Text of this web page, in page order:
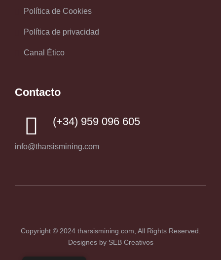
Política de Cookies
Política de privacidad
Canal Ético
Contacto
(+34) 959 096 605
info@tharsismining.com
Copyright © 2024 tharsismining.com, All Rights Reserved.
Designes by SEB Creativos